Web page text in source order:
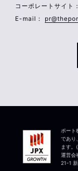
コーポレートサイト：
E-mail：
ポート
であり
ます
運営会
21-1